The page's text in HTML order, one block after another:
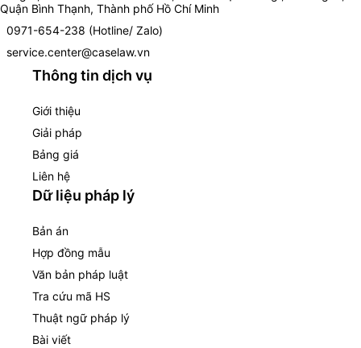
Quận Bình Thạnh, Thành phố Hồ Chí Minh
0971-654-238 (Hotline/ Zalo)
service.center@caselaw.vn
Thông tin dịch vụ
Giới thiệu
Giải pháp
Bảng giá
Liên hệ
Dữ liệu pháp lý
Bản án
Hợp đồng mẫu
Văn bản pháp luật
Tra cứu mã HS
Thuật ngữ pháp lý
Bài viết